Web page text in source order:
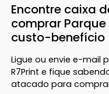
Encontre caixa
comprar
custo-benefício
Ligue ou envie e-mail
R7Print e fique
atacado para